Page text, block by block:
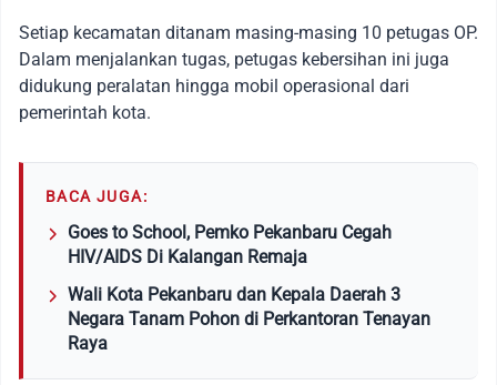
Setiap kecamatan ditanam masing-masing 10 petugas OP.
Dalam menjalankan tugas, petugas kebersihan ini juga
didukung peralatan hingga mobil operasional dari
pemerintah kota.
BACA JUGA:
Goes to School, Pemko Pekanbaru Cegah
HIV/AIDS Di Kalangan Remaja
Wali Kota Pekanbaru dan Kepala Daerah 3
Negara Tanam Pohon di Perkantoran Tenayan
Raya